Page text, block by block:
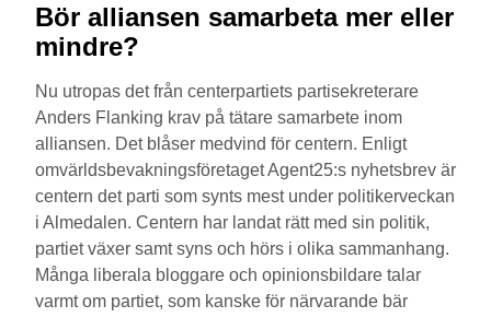
Bör alliansen samarbeta mer eller
mindre?
Nu utropas det från centerpartiets partisekreterare
Anders Flanking krav på tätare samarbete inom
alliansen. Det blåser medvind för centern. Enligt
omvärldsbevakningsföretaget Agent25:s nyhetsbrev är
centern det parti som synts mest under politikerveckan
i Almedalen. Centern har landat rätt med sin politik,
partiet växer samt syns och hörs i olika sammanhang.
Många liberala bloggare och opinionsbildare talar
varmt om partiet, som kanske för närvarande bär